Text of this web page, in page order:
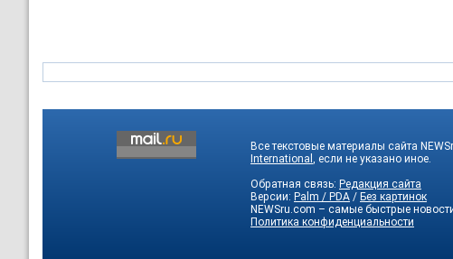
Все текстовые материалы сайта
International , если не указано иное.
Обратная связь: Редакция сайта
Версии: Palm / PDA / Без картинок
NEWSru.com – самые быстрые
Политика конфиденциальности